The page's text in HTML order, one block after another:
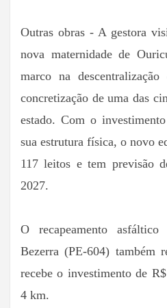
Outras obras - A gestora
nova maternidade de
marco na
concretização de uma das
estado. Com o
sua estrutura física, o novo
117 leitos e tem previsão
2027.
O recapeamento
Bezerra (PE-604) também
recebe o investimento de
4 km.